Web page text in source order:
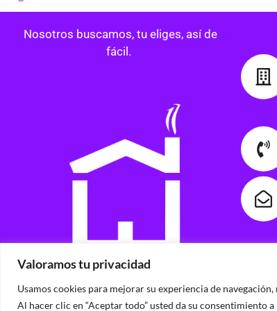
Valoramos tu privacidad
Usamos cookies para mejorar su experiencia de
Al hacer clic en “Aceptar todo” usted da su consentimiento
Nosotros buscamos, tu eliges, así de
fácil.
Copyright © 2026